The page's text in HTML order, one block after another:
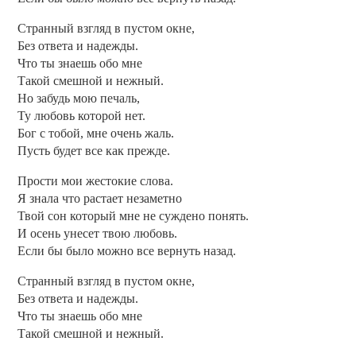
Странный взгляд в пустом окне,
Без ответа и надежды.
Что ты знаешь обо мне
Такой смешной и нежный.
Но забудь мою печаль,
Ту любовь которой нет.
Бог с тобой, мне очень жаль.
Пусть будет все как прежде.
Прости мои жестокие слова.
Я знала что растает незаметно
Твой сон который мне не суждено понять.
И осень унесет твою любовь.
Если бы было можно все вернуть назад.
Странный взгляд в пустом окне,
Без ответа и надежды.
Что ты знаешь обо мне
Такой смешной и нежный.